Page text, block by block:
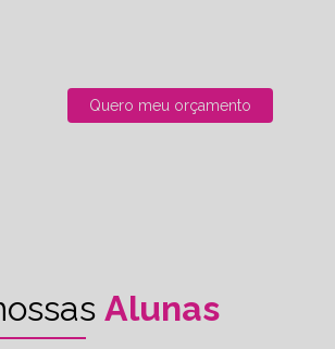
Quero meu orçamento
Alunas